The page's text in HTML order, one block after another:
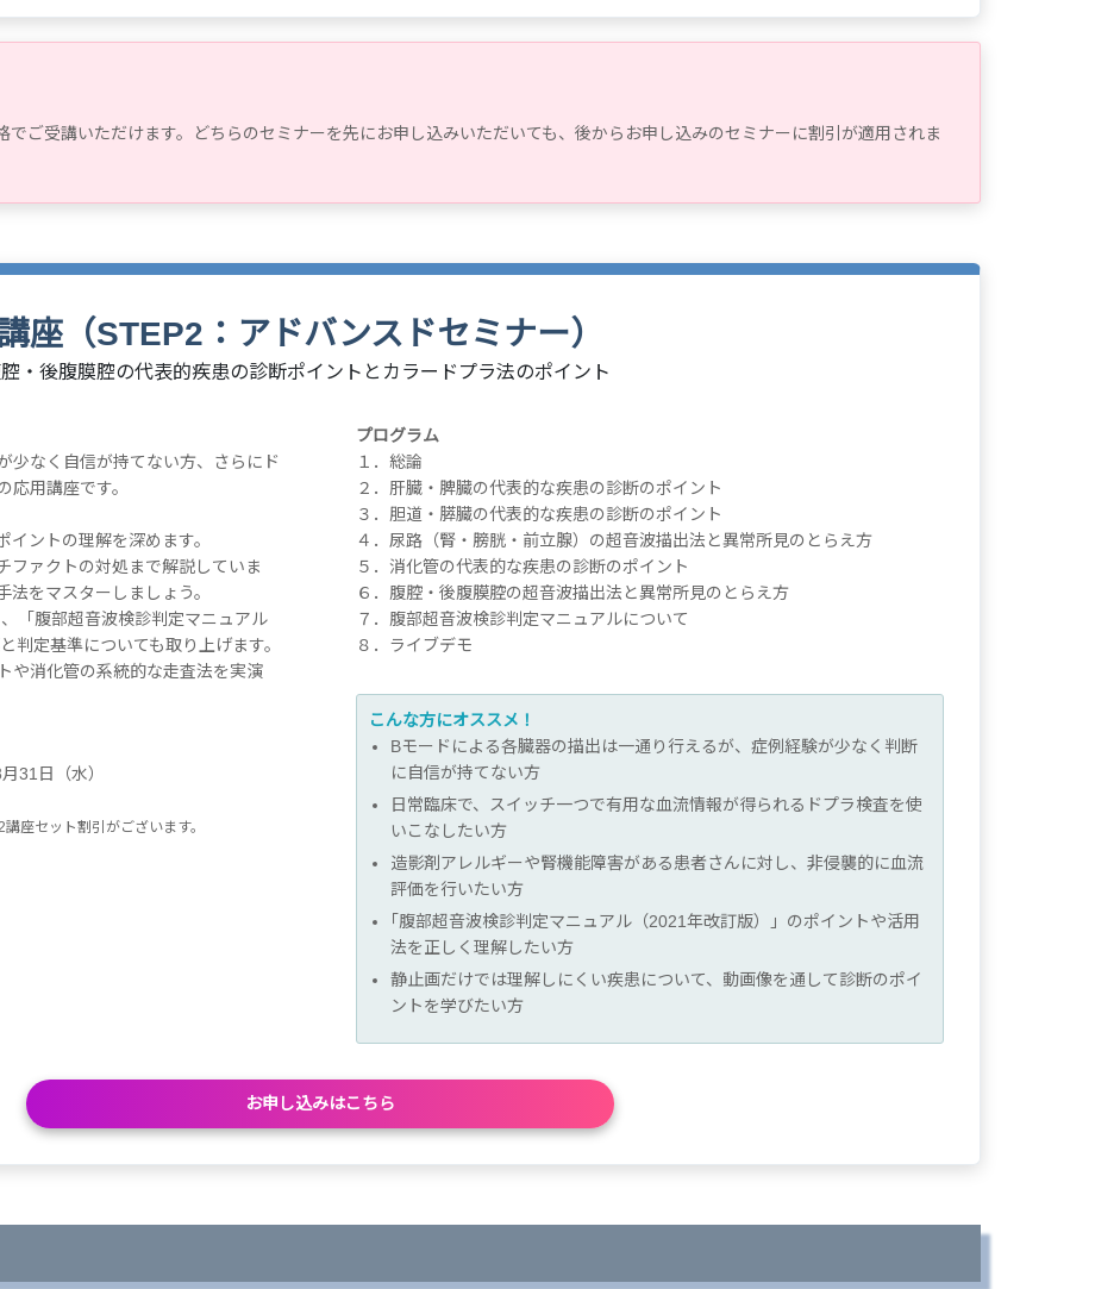
ご受講いただけます。どちらのセミナーを先にお申し込みいただいても、後からお申し込みのセミナーに割引が適用されま
座（STEP2：アドバンスドセミナー）
・後腹膜腔の代表的疾患の診断ポイントとカラードプラ法のポイント
少なく自信が持てない方、さらにド
応用講座です。
ントの理解を深めます。
ファクトの対処まで解説していま
をマスターしましょう。
「腹部超音波検診判定マニュアル
判定基準についても取り上げます。
や消化管の系統的な走査法を実演
31日（水）
座セット割引がございます。
プログラム
１．総論
２．肝臓・脾臓の代表的な疾患の診断のポイント
３．胆道・膵臓の代表的な疾患の診断のポイント
４．尿路（腎・膀胱・前立腺）の超音波描出法と異常所見のとらえ方
５．消化管の代表的な疾患の診断のポイント
６．腹腔・後腹膜腔の超音波描出法と異常所見のとらえ方
７．腹部超音波検診判定マニュアルについて
８．ライブデモ
こんな方にオススメ！
Bモードによる各臓器の描出は一通り行えるが、症例経験が少なく判断
に自信が持てない方
日常臨床で、スイッチ一つで有用な血流情報が得られるドプラ検査を使
いこなしたい方
造影剤アレルギーや腎機能障害がある患者さんに対し、非侵襲的に血流
評価を行いたい方
「 腹部超音波検診判定マニュアル（2021年改訂版）」のポイントや活用
法を正しく理解したい方
静止画だけでは理解しにくい疾患について、動画像を通して診断のポイ
ントを学びたい方
お申し込みはこちら